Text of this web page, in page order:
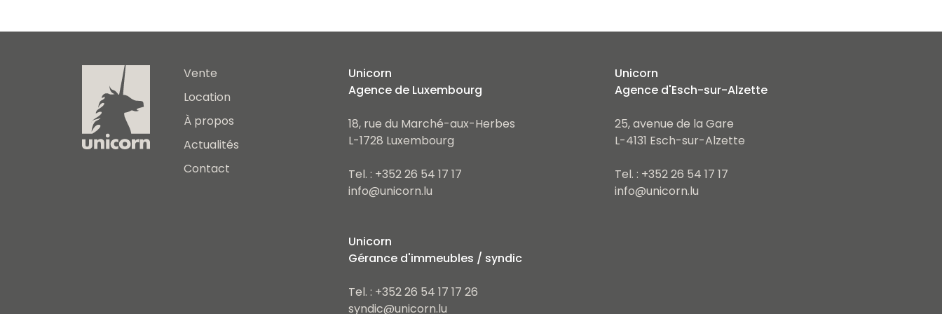
Vente
Location
À propos
Actualités
Contact
Unicorn
Agence de Luxembourg
18, rue du Marché-aux-Herbes
L-1728 Luxembourg
Tel. : +352 26 54 17 17
info@unicorn.lu
Unicorn
Agence d'Esch-sur-Alzette
25, avenue de la Gare
L-4131 Esch-sur-Alzette
Tel. : +352 26 54 17 17
info@unicorn.lu
Unicorn
Gérance d'immeubles / syndic
Tel. : +352 26 54 17 17 26
syndic@unicorn.lu